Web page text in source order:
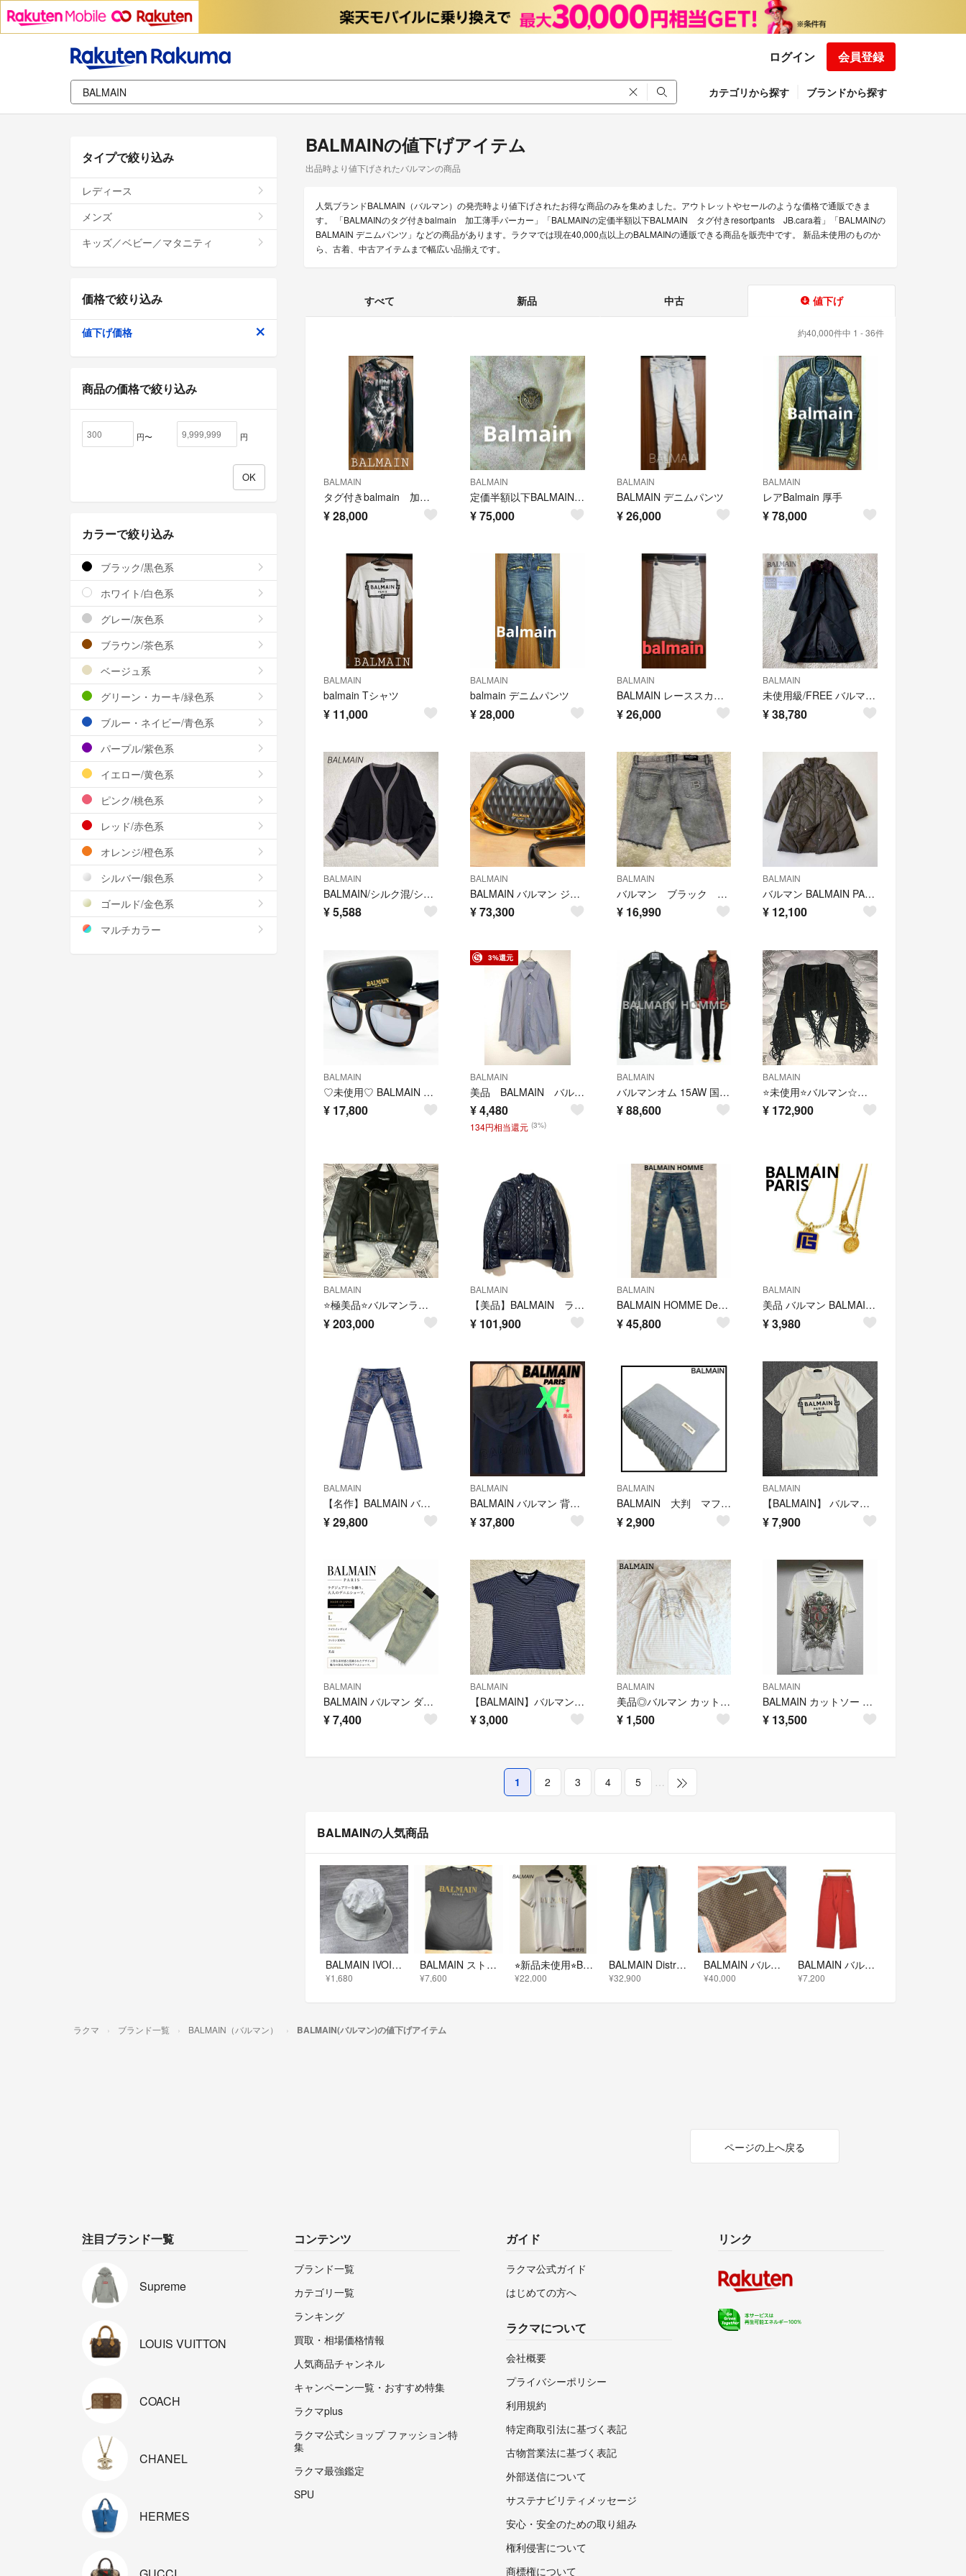
ログイン 会員登録
カテゴリから探す ブランドから探す
BALMAINの値下げアイテム
出品時より値下げされたバルマンの商品
人気ブランドBALMAIN（バルマン）の発売時より値下げされたお得な商品のみを集めました。アウトレットやセールのような価格で通販できま
す。 「BALMAINのタグ付きbalmain 加工薄手パーカー」「BALMAINの定価半額以下BALMAIN タグ付きresortpants JB.cara着」「BALMAINの
BALMAIN デニムパンツ」などの商品があります。ラクマでは現在40,000点以上のBALMAINの通販できる商品を販売中です。 新品未使用のものか
ら、古着、中古アイテムまで幅広い品揃えです。
すべて 新品 中古 値下げ
約40,000件中 1 - 36件
BALMAIN
タグ付きbalmain 加工薄手パーカー
¥28,000
BALMAIN
定価半額以下BALMAIN タグ付きresortpants JB.cara着
¥75,000
BALMAIN
BALMAIN デニムパンツ
¥26,000
BALMAIN
レアBalmain 厚手
¥78,000
BALMAIN
balmain Tシャツ
¥ 11,000
BALMAIN
balmain デニムパンツ
¥28,000
BALMAIN
BALMAIN レーススカート
¥26,000
BALMAIN
未使用級/FREE バルマン ロングコート サガミンクファー カシミヤ100%
¥38,780
BALMAIN
BALMAIN/シルク混/ショート丈ボレロカーディガン/トリミングライン/42
¥5,588
BALMAIN
BALMAIN バルマン ジョリー・マダム キルティング 2way ハンドバッグ
¥73,300
BALMAIN
バルマン ブラック デニム ロゴ 型押し エンボス 大きいサイズ カットオフ
¥ 16,990
BALMAIN
バルマン BALMAIN PARIS ダウンコート ロングコート 茶色 M
¥ 12,100
BALMAIN
♡未使用♡ BALMAIN バルマン BL6036K サングラス ゴールド ブラック メンズ ケース付き
¥ 17,800
3%還元
BALMAIN
美品 BALMAIN バルマン 長袖シャツ メンズM相当 ストライプ柄 グレー
¥4,480
134円相当還元 (3%)
BALMAIN
バルマンオム 15AW 国内正規品 オイルドレザーライダース 44 バイカー
¥88,600
BALMAIN
⭐️未使用⭐️バルマン☆ラムスキン☆ジャケット☆コート☆シャネル☆エルメスグッチ
¥ 172,900
BALMAIN
⭐️極美品⭐️バルマンライダースジャケットムートン☆シャネル☆エルメス☆グッチ☆
¥203,000
BALMAIN
【美品】BALMAIN ラムレザー ダブル ライダース ジャケット キルティング
¥ 101,900
BALMAIN
BALMAIN HOMME Destroy Biker Jeans
¥45,800
BALMAIN
美品 バルマン BALMAIN PARIS ネックレス ゴールド ロゴ 刻印 蜂
¥3,980
BALMAIN
【名作】BALMAIN バルマン バイカー クラッシュ リペア デニム パンツ 32 T500 archive アーカイブ
¥29,800
BALMAIN
BALMAIN バルマン 背面立体型押しロゴ サイドジップ付き パーカー
¥37,800
BALMAIN
BALMAIN 大判 マフラー グレー レディース 無地 フリンジ ロゴ刺繍
¥2,900
BALMAIN
【BALMAIN】 バルマン Tシャツ 半袖 ボックス ロゴ ホワイト 白 XL
¥7,900
BALMAIN
BALMAIN バルマン ダメージデニムクラッシュ加工 切りっぱなしライトブルー
¥7,400
BALMAIN
【BALMAIN】バルマン Tシャツ 半袖 ボーダー柄 XL
¥3,000
BALMAIN
美品◎バルマン カットソー Tシャツ ボーダー ストーン ロゴ LL ベージュ
¥ 1,500
BALMAIN
BALMAIN カットソー ホワイト メンズ XS
¥ 13,500
1 2 3 4 5
BALMAINの人気商品
BALMAIN IVOIRE バルマン バケットハット ベージュ リネンLサイズ
¥1,680
BALMAIN ストーンロゴT
¥7,600
⭐︎新品未使用⭐︎BALMAIN トップス Tシャツ sizeS
¥22,000
BALMAIN Distressed Skinny Denim Pants
¥32,900
BALMAIN バルマンロゴ入りTシャツ/トップス
¥40,000
BALMAIN バルマン パンツ（その他） 150cm 赤 【古着】【中古】【送料無料】
¥7,200
タイプで絞り込み
レディース
メンズ
キッズ／ベビー／マタニティ
価格で絞り込み
値下げ価格
商品の価格で絞り込み
円〜 円
カラーで絞り込み
ブラック/黒色系
ホワイト/白色系
グレー/灰色系
ブラウン/茶色系
ベージュ系
グリーン・カーキ/緑色系
ブルー・ネイビー/青色系
パープル/紫色系
イエロー/黄色系
ピンク/桃色系
レッド/赤色系
オレンジ/橙色系
シルバー/銀色系
ゴールド/金色系
マルチカラー
ラクマ ブランド一覧 BALMAIN（バルマン） BALMAIN(バルマン)の値下げアイテム
ページの上へ戻る
注目ブランド一覧
Supreme
LOUIS VUITTON
COACH
CHANEL
HERMES
コンテンツ
ブランド一覧
カテゴリ一覧
ランキング
買取・相場価格情報
人気商品チャンネル
キャンペーン一覧・おすすめ特集
ラクマplus
ラクマ公式ショップ ファッション特
集
ラクマ最強鑑定
SPU
ガイド
ラクマ公式ガイド
はじめての方へ
ラクマについて
会社概要
プライバシーポリシー
利用規約
特定商取引法に基づく表記
古物営業法に基づく表記
外部送信について
サステナビリティメッセージ
安心・安全のための取り組み
権利侵害について
商標権について
リンク